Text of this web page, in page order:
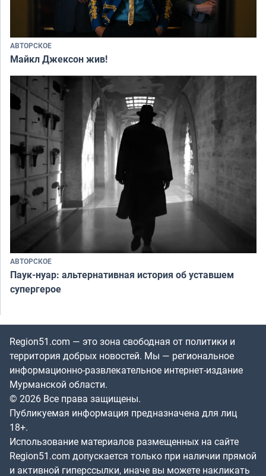
АВТОРСКОЕ
Майкл Джексон жив!
АВТОРСКОЕ
Паук-нуар: альтернативная история об уставшем
супергерое
Region51.com — это зона свободная от политики и
территория добрых новостей. Мы — региональное
информационно-развлекательное интернет-издание
Мурманской области.
© 2026 Все права защищены.
Публикуемая информация предназначена для лиц
18+.
Использование материалов размещенных на сайте
Region51.com допускается только при наличии прямой
и активной гиперссылки, иначе вы можете накликать